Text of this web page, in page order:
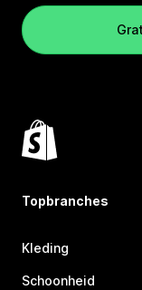
Topbranches
Kleding
Schoonheid